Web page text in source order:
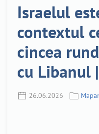
Israelul
contextul
cincea
cu Libanul
26.06.2026